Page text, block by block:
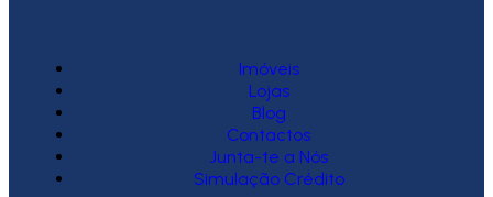
Imóveis
Lojas
Blog
Contactos
Junta-te a Nós
Simulação Crédito